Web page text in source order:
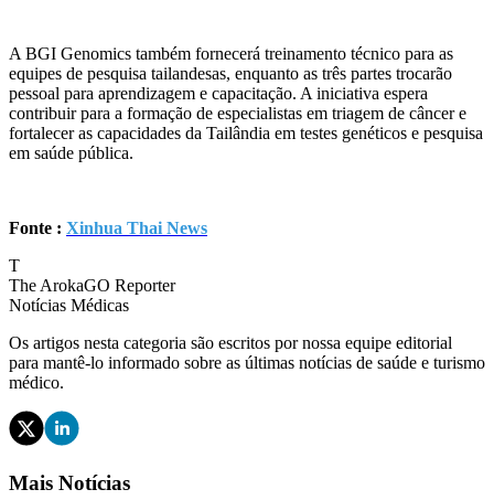
A BGI Genomics também fornecerá treinamento técnico para as
equipes de pesquisa tailandesas, enquanto as três partes trocarão
pessoal para aprendizagem e capacitação. A iniciativa espera
contribuir para a formação de especialistas em triagem de câncer e
fortalecer as capacidades da Tailândia em testes genéticos e pesquisa
em saúde pública.
Fonte : Xinhua Thai News
T
The ArokaGO Reporter
Notícias Médicas
Os artigos nesta categoria são escritos por nossa equipe editorial
para mantê-lo informado sobre as últimas notícias de saúde e turismo
médico.
Mais Notícias